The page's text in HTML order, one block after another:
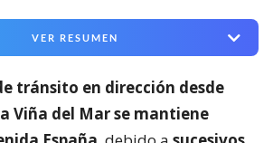
VER RESUMEN
tránsito en dirección desde
Viña del Mar se mantiene